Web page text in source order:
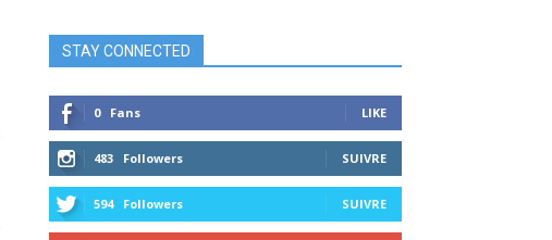
STAY CONNECTED
0 Fans LIKE
483 Followers SUIVRE
594 Followers SUIVRE